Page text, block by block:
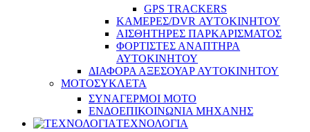
GPS TRACKERS
ΚΑΜΕΡΕΣ/DVR ΑΥΤΟΚΙΝΗΤΟΥ
ΑΙΣΘΗΤΗΡΕΣ ΠΑΡΚΑΡΙΣΜΑΤΟΣ
ΦΟΡΤΙΣΤΕΣ ΑΝΑΠΤΗΡΑ
ΑΥΤΟΚΙΝΗΤΟΥ
ΔΙΑΦΟΡΑ ΑΞΕΣΟΥΑΡ ΑΥΤΟΚΙΝΗΤΟΥ
ΜΟΤΟΣΥΚΛΕΤΑ
ΣΥΝΑΓΕΡΜΟΙ ΜΟΤΟ
ΕΝΔΟΕΠΙΚΟΙΝΩΝΙΑ ΜΗΧΑΝΗΣ
ΤΕΧΝΟΛΟΓΙΑ